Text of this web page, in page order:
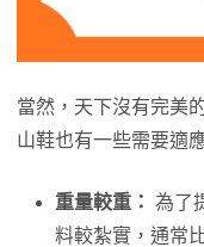
當然，天下沒有完美
山鞋也有一些需要適
重量較重： 為了
料較紮實，通常